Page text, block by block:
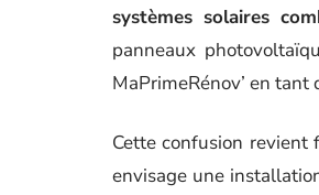
systèmes solaires
panneaux
MaPrimeRénov’ en tant
Cette confusion revient
envisage une